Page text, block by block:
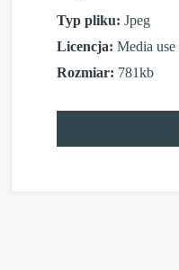
Typ pliku: Jpeg
Licencja: Media use
Rozmiar: 781kb